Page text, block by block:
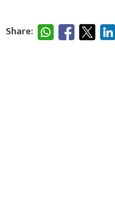
Share: